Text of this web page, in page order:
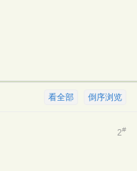
倒序浏览
看全部
2#